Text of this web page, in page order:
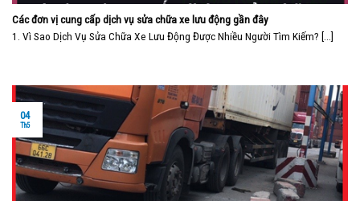
Các đơn vị cung cấp dịch vụ sửa chữa xe lưu động gần đây
1. Vì Sao Dịch Vụ Sửa Chữa Xe Lưu Động Được Nhiều Người Tìm Kiếm? [...]
04
Th5